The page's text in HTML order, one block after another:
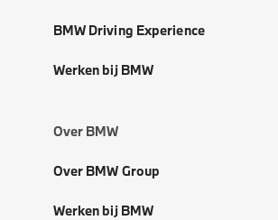
BMW Driving Experience
Werken bij BMW
Over BMW
Over BMW Group
Werken bij BMW